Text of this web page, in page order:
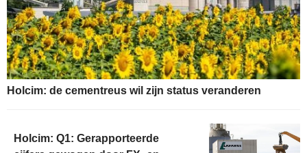
Holcim: de cementreus wil zijn status veranderen
Holcim: Q1: Gerapporteerde